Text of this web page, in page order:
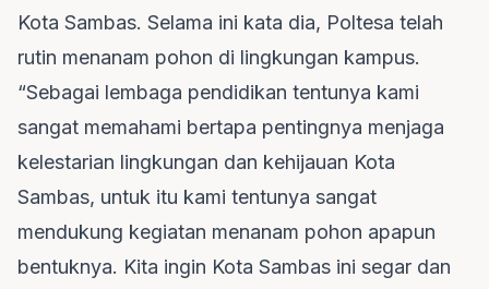
Kota Sambas. Selama ini kata dia, Poltesa telah
rutin menanam pohon di lingkungan kampus.
“Sebagai lembaga pendidikan tentunya kami
sangat memahami bertapa pentingnya menjaga
kelestarian lingkungan dan kehijauan Kota
Sambas, untuk itu kami tentunya sangat
mendukung kegiatan menanam pohon apapun
bentuknya. Kita ingin Kota Sambas ini segar dan